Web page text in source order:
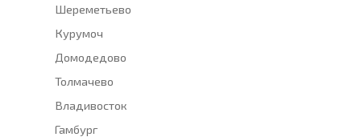
Шереметьево
Курумоч
Домодедово
Толмачево
Владивосток
Гамбург